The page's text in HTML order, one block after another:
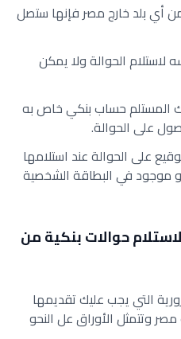
أي بلد خارج مصر فإنها ستصل
الحوالة ولا يمكن
المستلم حساب بنكي خاص به
على الحوالة.
على الحوالة عند استلامها
موجود في البطاقة الشخصية
حوالات بنكية من
التي يجب عليك تقديمها
مصر وتتمثل الأوراق عل النحو